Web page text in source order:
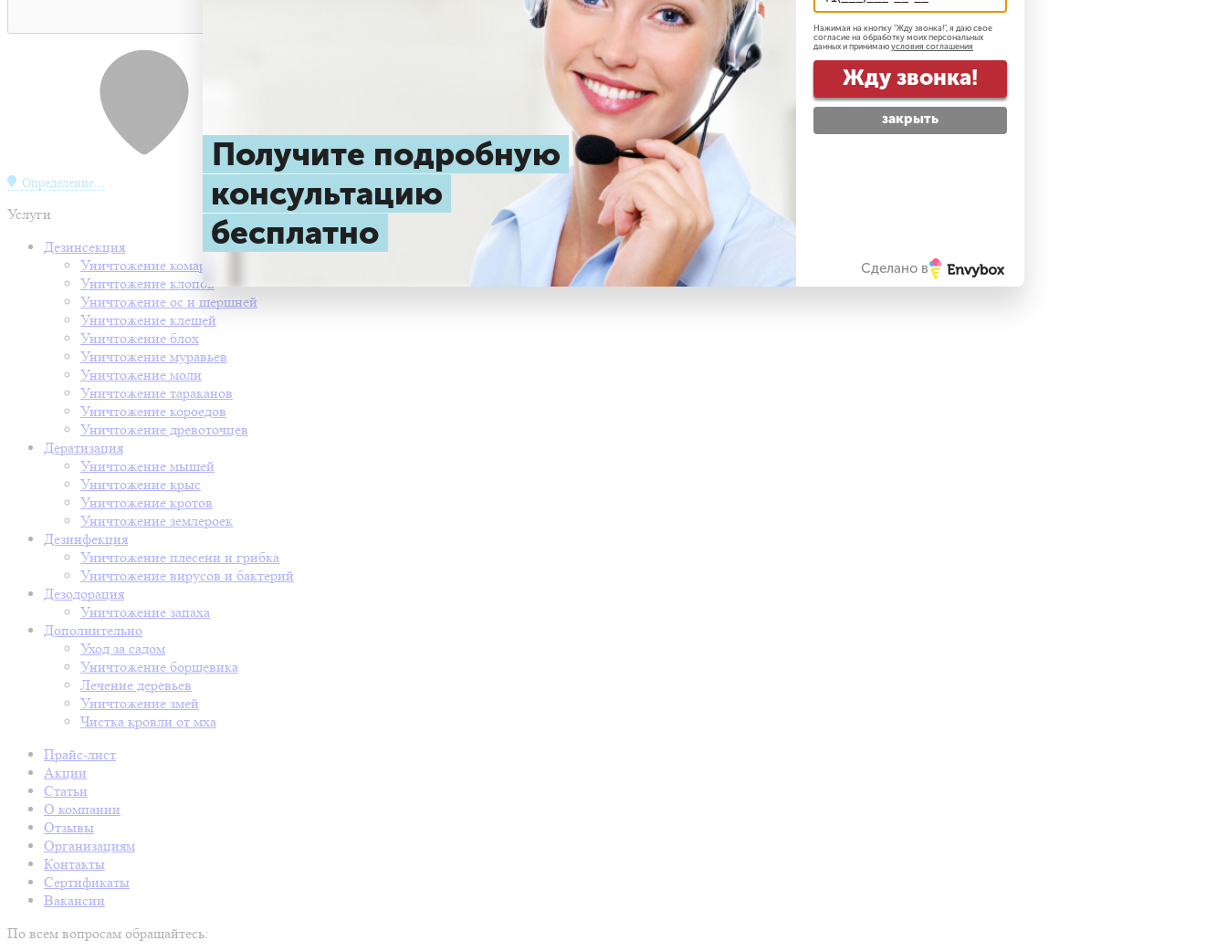
Определение...
Услуги
Дезинсекция
Уничтожение комаров
Уничтожение клопов
Уничтожение ос и шершней
Уничтожение клещей
Уничтожение блох
Уничтожение муравьев
Уничтожение моли
Уничтожение тараканов
Уничтожение короедов
Уничтожение древоточцев
Дератизация
Уничтожение мышей
Уничтожение крыс
Уничтожение кротов
Уничтожение землероек
Дезинфекция
Уничтожение плесени и грибка
Уничтожение вирусов и бактерий
Дезодорация
Уничтожение запаха
Дополнительно
Уход за садом
Уничтожение борщевика
Лечение деревьев
Уничтожение змей
Чистка кровли от мха
Прайс-лист
Акции
Статьи
О компании
Отзывы
Организациям
Контакты
Сертификаты
Вакансии
По всем вопросам обращайтесь:
Получите подробную
консультацию
бесплатно
Нажимая на кнопку "Жду звонка!", я даю свое
согласие на обработку моих персональных
данных и принимаю условия соглашения
Жду звонка!
закрыть
Сделано в